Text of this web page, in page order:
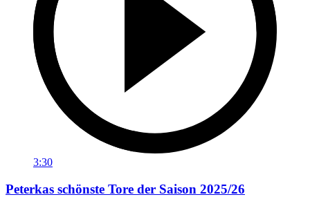
3:30
Peterkas schönste Tore der Saison 2025/26